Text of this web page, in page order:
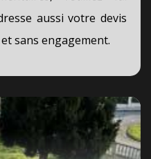
aussi votre devis
sans engagement.